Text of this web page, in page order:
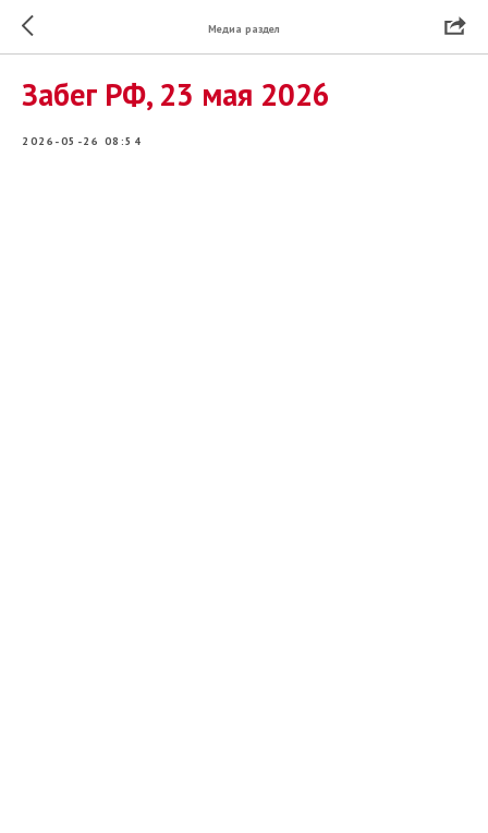
Медиа раздел
Забег РФ, 23 мая 2026
2026-05-26 08:54